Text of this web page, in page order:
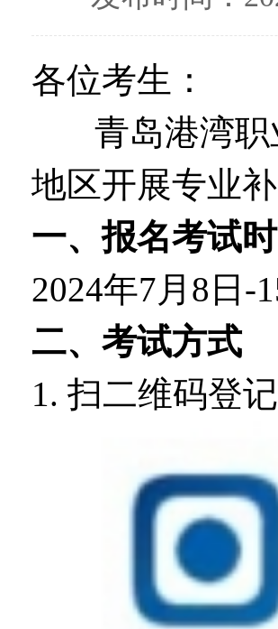
各位考生：
青岛港湾职
地区开展专业
一、报名考试
2024年7月8日-
二、考试方式
1. 扫二维码登